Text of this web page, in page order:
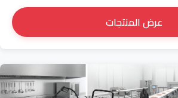
عرض المنتجات